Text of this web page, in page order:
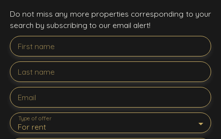
Do not miss any more properties corresponding to your
search by subscribing to our email alert!
First name
Last name
Email
For rent
Type of offer